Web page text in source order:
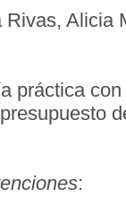
Alicia
práctica
: